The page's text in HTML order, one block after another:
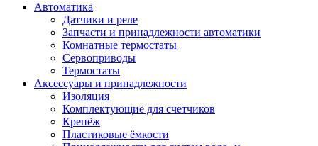
Автоматика
Датчики и реле
Запчасти и принадлежности автоматики
Комнатные термостаты
Сервоприводы
Термостаты
Аксессуары и принадлежности
Изоляция
Комплектующие для счетчиков
Крепёж
Пластиковые ёмкости